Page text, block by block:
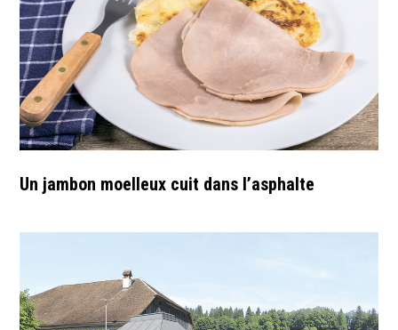
Un jambon moelleux cuit dans l’asphalte